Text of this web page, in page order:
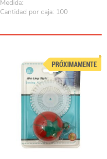
Medida:
Cantidad por caja: 100